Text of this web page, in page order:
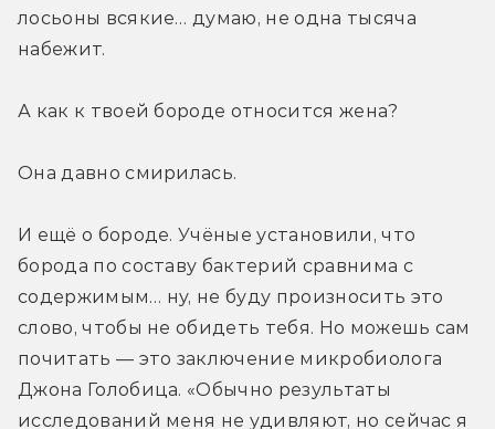
лосьоны всякие… думаю, не одна тысяча
набежит.
А как к твоей бороде относится жена?
Она давно смирилась.
И ещё о бороде. Учёные установили, что
борода по составу бактерий сравнима с
содержимым… ну, не буду произносить это
слово, чтобы не обидеть тебя. Но можешь сам
почитать — это заключение микробиолога
Джона Голобица. «Обычно результаты
исследований меня не удивляют, но сейчас я